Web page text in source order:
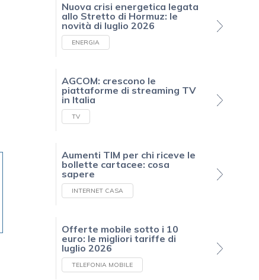
Nuova crisi energetica legata
allo Stretto di Hormuz: le
novità di luglio 2026
ENERGIA
AGCOM: crescono le
piattaforme di streaming TV
in Italia
TV
Aumenti TIM per chi riceve le
bollette cartacee: cosa
sapere
INTERNET CASA
Offerte mobile sotto i 10
euro: le migliori tariffe di
luglio 2026
TELEFONIA MOBILE